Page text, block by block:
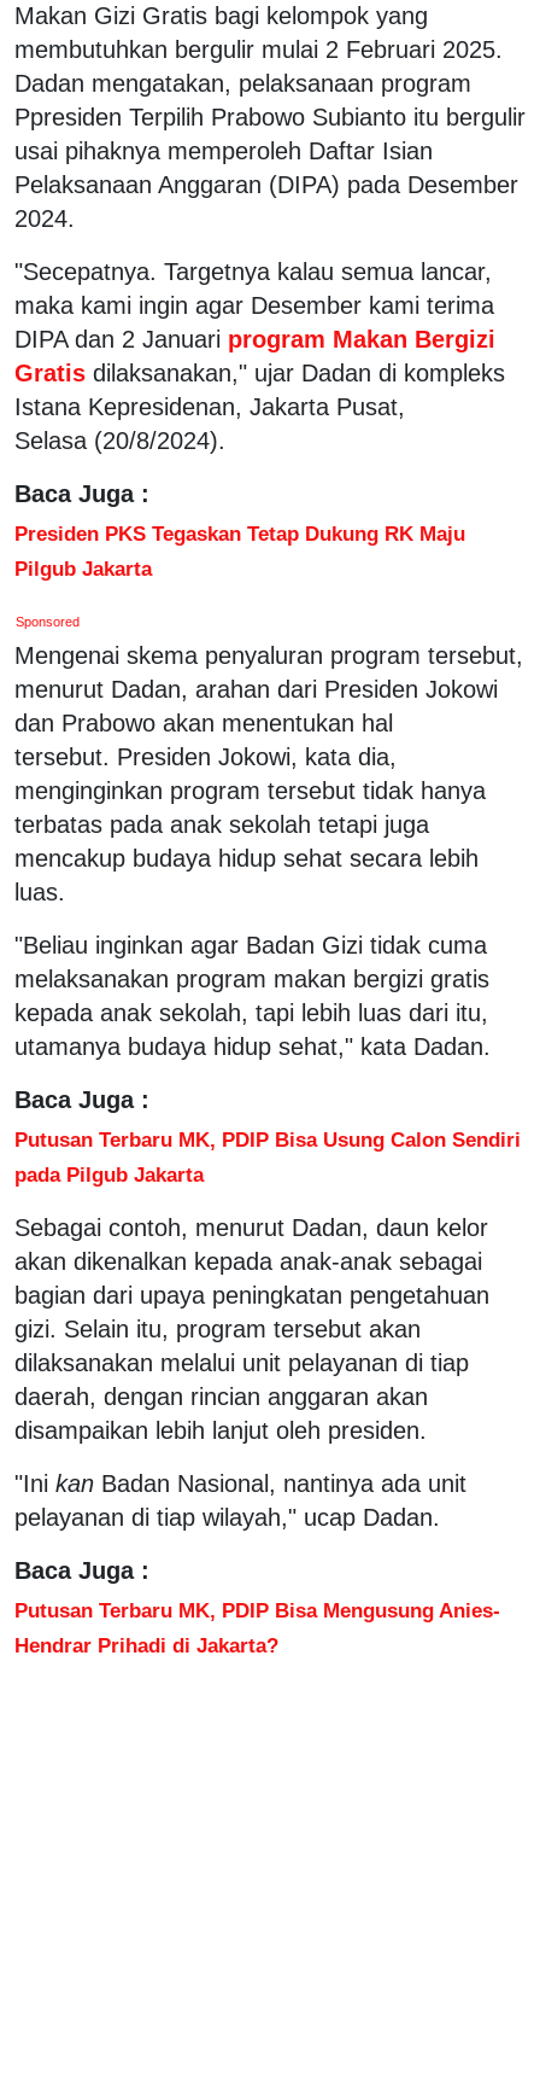
Makan Gizi Gratis bagi kelompok yang
membutuhkan bergulir mulai 2 Februari 2025.
Dadan mengatakan, pelaksanaan program
Ppresiden Terpilih Prabowo Subianto itu bergulir
usai pihaknya memperoleh Daftar Isian
Pelaksanaan Anggaran (DIPA) pada Desember
2024.
"Secepatnya. Targetnya kalau semua lancar,
maka kami ingin agar Desember kami terima
DIPA dan 2 Januari program Makan Bergizi
Gratis dilaksanakan," ujar Dadan di kompleks
Istana Kepresidenan, Jakarta Pusat,
Selasa (20/8/2024).
Baca Juga :
Presiden PKS Tegaskan Tetap Dukung RK Maju
Pilgub Jakarta
Sponsored
Mengenai skema penyaluran program tersebut,
menurut Dadan, arahan dari Presiden Jokowi
dan Prabowo akan menentukan hal
tersebut. Presiden Jokowi, kata dia,
menginginkan program tersebut tidak hanya
terbatas pada anak sekolah tetapi juga
mencakup budaya hidup sehat secara lebih
luas.
"Beliau inginkan agar Badan Gizi tidak cuma
melaksanakan program makan bergizi gratis
kepada anak sekolah, tapi lebih luas dari itu,
utamanya budaya hidup sehat," kata Dadan.
Baca Juga :
Putusan Terbaru MK, PDIP Bisa Usung Calon Sendiri
pada Pilgub Jakarta
Sebagai contoh, menurut Dadan, daun kelor
akan dikenalkan kepada anak-anak sebagai
bagian dari upaya peningkatan pengetahuan
gizi. Selain itu, program tersebut akan
dilaksanakan melalui unit pelayanan di tiap
daerah, dengan rincian anggaran akan
disampaikan lebih lanjut oleh presiden.
"Ini kan Badan Nasional, nantinya ada unit
pelayanan di tiap wilayah," ucap Dadan.
Baca Juga :
Putusan Terbaru MK, PDIP Bisa Mengusung Anies-
Hendrar Prihadi di Jakarta?